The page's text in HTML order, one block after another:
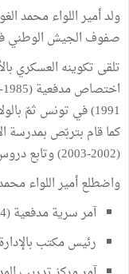
صفوف الجيش الوطني في 20 أوت
1991) في تونس ثمّ بالولايات المتحدة الأمريكية (1992).
(2002-2003) وتابع دروس معهد الدفاع الوطني (2015-2016).
واضطلع أمير اللواء محمد
آمر سرية مدفعية (1994)
رئيس مكتب بالإدارة